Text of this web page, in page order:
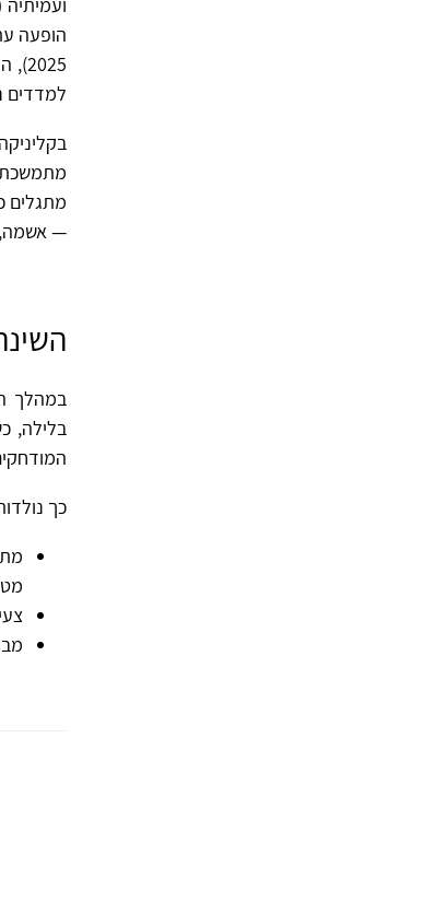
למדדים
מתגלים
— אשמה,
במהלך
בלילה,
כך